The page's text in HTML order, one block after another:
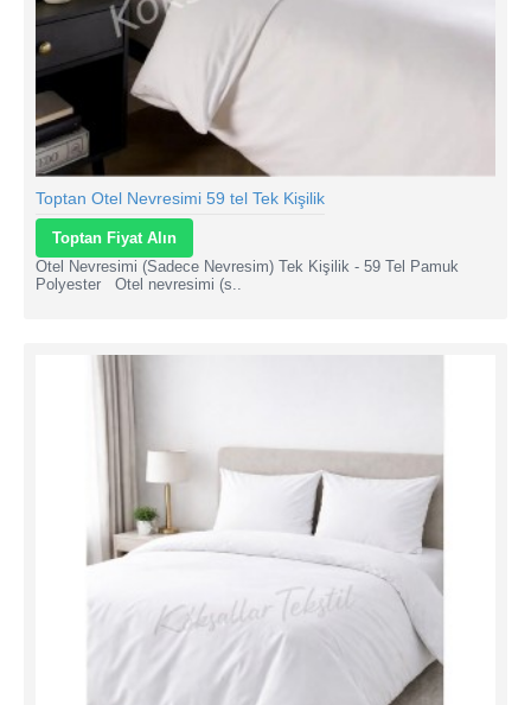
Toptan Otel Nevresimi 59 tel Tek Kişilik
Toptan Fiyat Alın
Otel Nevresimi (Sadece Nevresim) Tek Kişilik - 59 Tel Pamuk
Polyester Otel nevresimi (s..